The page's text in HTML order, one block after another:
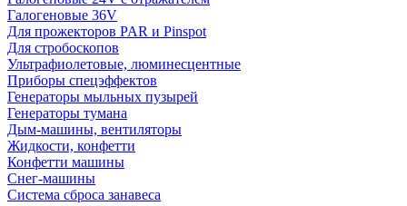
Галогеновые 36V
Для прожекторов PAR и Pinspot
Для стробоскопов
Ультрафиолетовые, люминесцентные
Приборы спецэффектов
Генераторы мыльных пузырей
Генераторы тумана
Дым-машины, вентиляторы
Жидкости, конфетти
Конфетти машины
Снег-машины
Система сброса занавеса